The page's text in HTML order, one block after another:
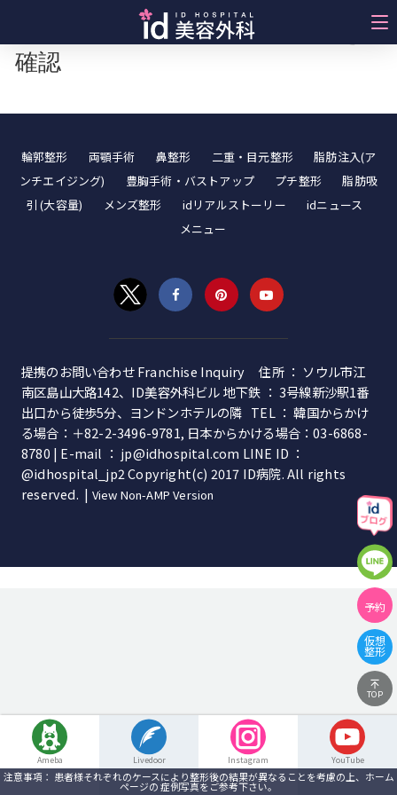
口コミ・レビューで患者様の声を
確認
輪郭整形 両顎手術 鼻整形 二重・目元整形
脂肪注入(ア
ンチエイジング)
豊胸手術・バストアップ プチ整形
脂肪吸
引 (大容量)
メンズ整形 idリアルストーリー
idニュース
メニュー
提携のお問い合わせ Franchise Inquiry 住所 ： ソウル市江
南区島山大路142、ID美容外科ビル 地下鉄 ： 3号線新沙駅1番
出口から徒歩5分、ヨンドンホテルの隣 TEL ： 韓国からかけ
る場合：＋82-2-3496-9781, 日本からかける場合：03-6868-
8780 | E-mail ： jp@idhospital.com LINE ID ：
@idhospital_jp2 Copyright(c) 2017 ID病院. All rights
reserved. | View Non-AMP Version
予約
仮想
整形
TOP
Ameba Livedoor Instagram YouTube
注意事項： 患者様それぞれのケースにより整形後の結果が異なることを考慮の上、ホーム
ページの 症例写真をご参考下さい。